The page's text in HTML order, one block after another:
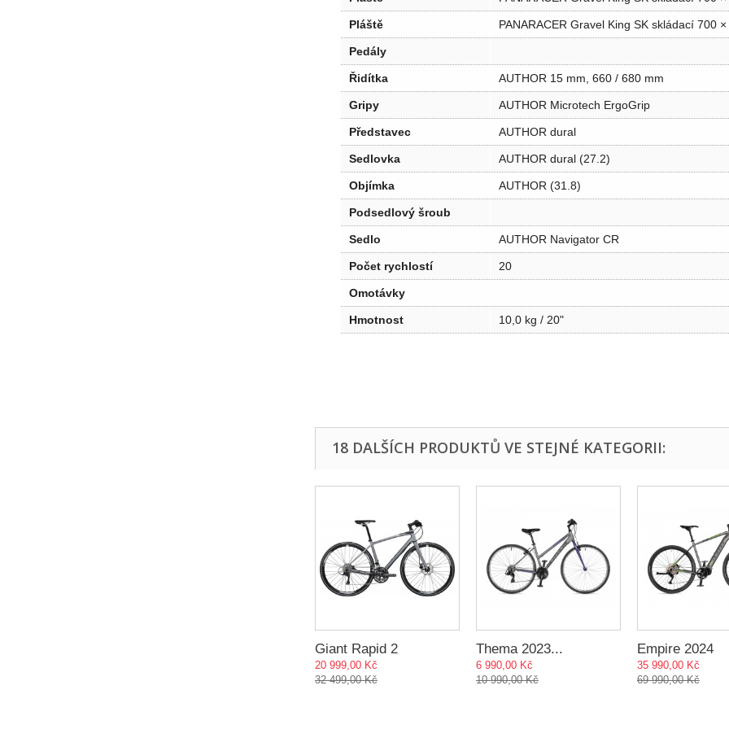
Pláště PANARACER Gravel King SK skládací 700
Pedály
Řidítka AUTHOR 15 mm, 660 / 680 mm
Gripy AUTHOR Microtech ErgoGrip
Představec AUTHOR dural
Sedlovka AUTHOR dural (27.2)
Objímka AUTHOR (31.8)
Podsedlový šroub
Sedlo AUTHOR Navigator CR
Počet rychlostí 20
Omotávky
Hmotnost 10,0 kg / 20"
18 DALŠÍCH PRODUKTŮ VE STEJNÉ KATEGORII:
Giant Rapid 2
20 999,00 Kč
32 499,00 Kč
Thema 2023...
6 990,00 Kč
10 990,00 Kč
Empire 2024
35 990,00 Kč
69 990,00 Kč